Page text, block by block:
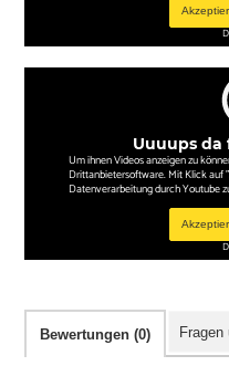
Uuuups da
Um ihnen Videos anzeigen zu
Drittanbietersoftware. Mit Klick auf
Datenverarbeitung durch Youtube
Bewertungen (0) Fragen